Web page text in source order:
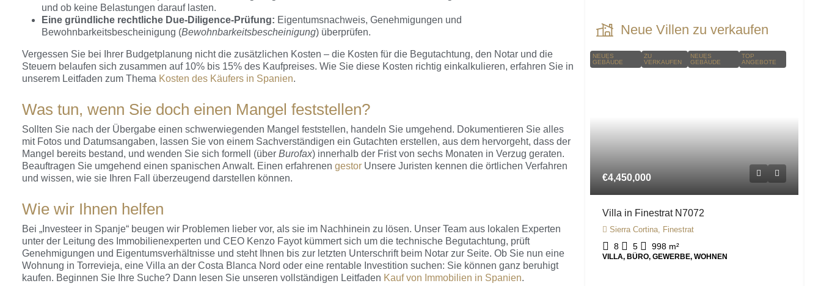
und ob keine Belastungen darauf lasten.
Eine gründliche rechtliche Due-Diligence-Prüfung: Eigentumsnachweis, Genehmigungen und
Bewohnbarkeitsbescheinigung (Bewohnbarkeitsbescheinigung) überprüfen.
Vergessen Sie bei Ihrer Budgetplanung nicht die zusätzlichen Kosten – die Kosten für die Begutachtung, den Notar und die
Steuern belaufen sich zusammen auf 10% bis 15% des Kaufpreises. Wie Sie diese Kosten richtig einkalkulieren, erfahren Sie in
unserem Leitfaden zum Thema Kosten des Käufers in Spanien.
Was tun, wenn Sie doch einen Mangel feststellen?
Sollten Sie nach der Übergabe einen schwerwiegenden Mangel feststellen, handeln Sie umgehend. Dokumentieren Sie alles
mit Fotos und Datumsangaben, lassen Sie von einem Sachverständigen ein Gutachten erstellen, aus dem hervorgeht, dass der
Mangel bereits bestand, und wenden Sie sich formell (überBurofax) innerhalb der Frist von sechs Monaten in Verzug geraten.
Beauftragen Sie umgehend einen spanischen Anwalt. Einen erfahrenengestor Unsere Juristen kennen die örtlichen Verfahren
und wissen, wie sie Ihren Fall überzeugend darstellen können.
Wie wir Ihnen helfen
Bei „Investeer in Spanje“ beugen wir Problemen lieber vor, als sie im Nachhinein zu lösen. Unser Team aus lokalen Experten
unter der Leitung des Immobilienexperten und CEO Kenzo Fayot kümmert sich um die technische Begutachtung, prüft
Genehmigungen und Eigentumsverhältnisse und steht Ihnen bis zur letzten Unterschrift beim Notar zur Seite. Ob Sie nun eine
Wohnung in Torrevieja, eine Villa an der Costa Blanca Nord oder eine rentable Investition suchen: Sie können ganz beruhigt
kaufen. Beginnen Sie Ihre Suche? Dann lesen Sie unseren vollständigen Leitfaden Kauf von Immobilien in Spanien.
Neue Villen zu verkaufen
NEUES
GEBÄUDE
ZU
VERKAUFEN
NEUES
GEBÄUDE
TOP
ANGEBOTE
€4,450,000
Villa in Finestrat N7072
Sierra Cortina, Finestrat
8 5 998 m²
VILLA, BÜRO, GEWERBE, WOHNEN